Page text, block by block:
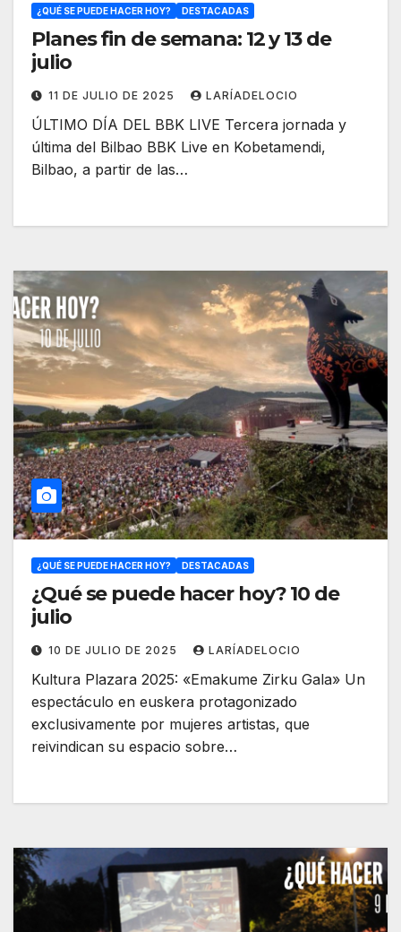
¿QUÉ SE PUEDE HACER HOY? DESTACADAS
Planes fin de semana: 12 y 13 de
julio
11 DE JULIO DE 2025 LARÍADELOCIO
ÚLTIMO DÍA DEL BBK LIVE Tercera jornada y
última del Bilbao BBK Live en Kobetamendi,
Bilbao, a partir de las…
¿QUÉ SE PUEDE HACER HOY? DESTACADAS
¿Qué se puede hacer hoy? 10 de
julio
10 DE JULIO DE 2025 LARÍADELOCIO
Kultura Plazara 2025: «Emakume Zirku Gala» Un
espectáculo en euskera protagonizado
exclusivamente por mujeres artistas, que
reivindican su espacio sobre…